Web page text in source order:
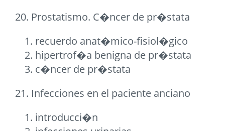
20. Prostatismo. C�ncer de pr�stata
recuerdo anat�mico-fisiol�gico
hipertrof�a benigna de pr�stata
c�ncer de pr�stata
21. Infecciones en el paciente anciano
introducci�n